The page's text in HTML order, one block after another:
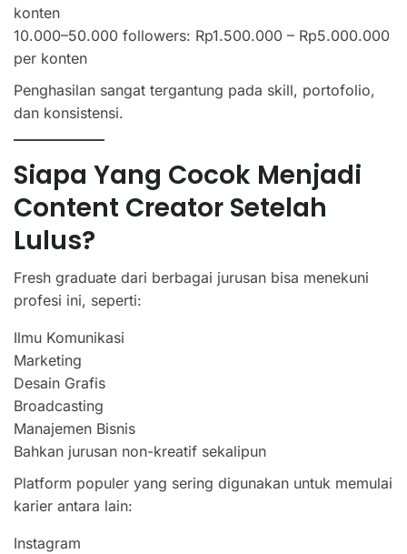
konten
10.000–50.000 followers: Rp1.500.000 – Rp5.000.000
per konten
Penghasilan sangat tergantung pada skill, portofolio,
dan konsistensi.
Siapa Yang Cocok Menjadi
Content Creator Setelah
Lulus?
Fresh graduate dari berbagai jurusan bisa menekuni
profesi ini, seperti:
Ilmu Komunikasi
Marketing
Desain Grafis
Broadcasting
Manajemen Bisnis
Bahkan jurusan non-kreatif sekalipun
Platform populer yang sering digunakan untuk memulai
karier antara lain:
Instagram